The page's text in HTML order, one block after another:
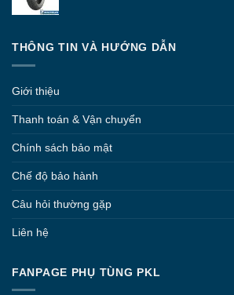
THÔNG TIN VÀ HƯỚNG DẪN
Giới thiệu
Thanh toán & Vận chuyển
Chính sách bảo mật
Chế độ bảo hành
Câu hỏi thường gặp
Liên hệ
FANPAGE PHỤ TÙNG PKL